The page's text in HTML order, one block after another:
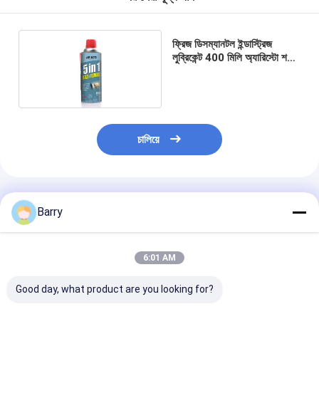
ফ্রিজ ডিসম্যানটল ইন্ডাস্ট্রিজ
লুব্রিকেন্ট 400 মিলি অ্যারিস্টো শক
চালিয়ে
প্রস্তাবিত পণ্য
Barry
6:01 AM
Good day, what product are you looking for?